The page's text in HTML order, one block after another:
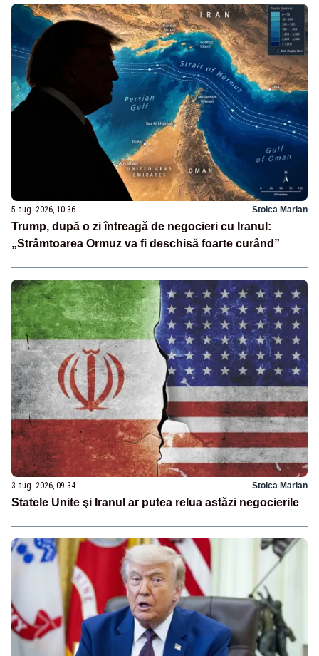
5 aug. 2026, 10:36 Stoica Marian
Trump, după o zi întreagă de negocieri cu Iranul:
„Strâmtoarea Ormuz va fi deschisă foarte curând”
3 aug. 2026, 09:34 Stoica Marian
Statele Unite şi Iranul ar putea relua astăzi negocierile